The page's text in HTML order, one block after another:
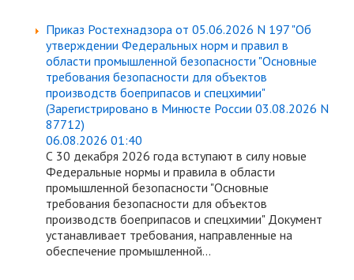
Приказ Ростехнадзора от 05.06.2026 N 197 "Об
утверждении Федеральных норм и правил в
области промышленной безопасности "Основные
требования безопасности для объектов
производств боеприпасов и спецхимии"
(Зарегистрировано в Минюсте России 03.08.2026 N
87712)
06.08.2026 01:40
С 30 декабря 2026 года вступают в силу новые
Федеральные нормы и правила в области
промышленной безопасности "Основные
требования безопасности для объектов
производств боеприпасов и спецхимии" Документ
устанавливает требования, направленные на
обеспечение промышленной...